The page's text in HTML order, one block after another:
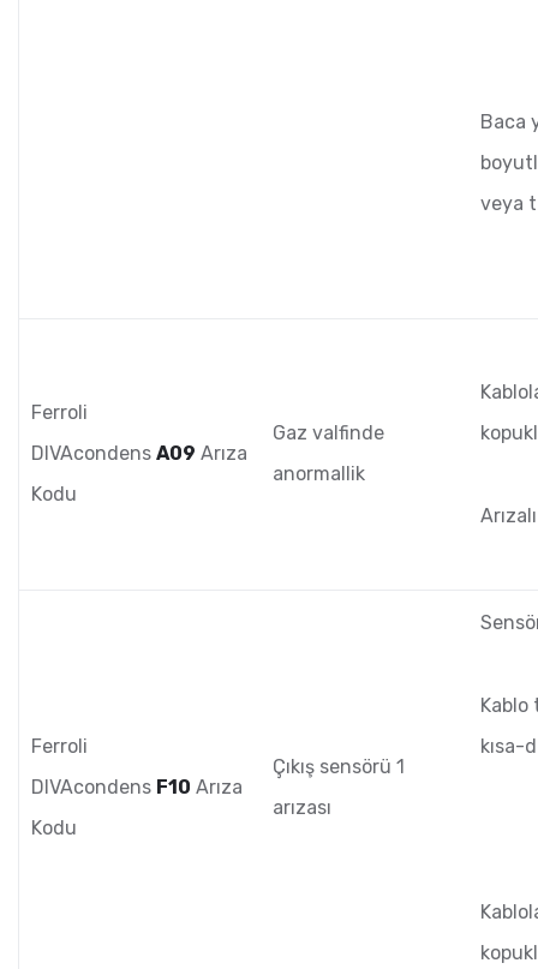
Baca
veya
Ferroli
DIVAcondens A09 Arıza
Kodu
Gaz valfinde
anormallik
Ferroli
DIVAcondens F10 Arıza
Kodu
Çıkış sensörü 1
arızası
Kablo
kısa-